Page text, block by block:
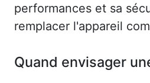
performances et sa
remplacer l'appareil
Quand envisager